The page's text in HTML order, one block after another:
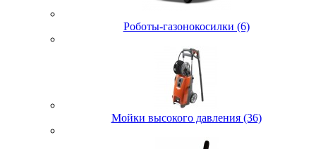
Роботы-газонокосилки (6)
Мойки высокого давления (36)